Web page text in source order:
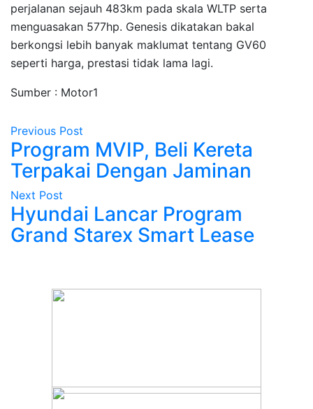
perjalanan sejauh 483km pada skala WLTP serta
menguasakan 577hp. Genesis dikatakan bakal
berkongsi lebih banyak maklumat tentang GV60
seperti harga, prestasi tidak lama lagi.
Sumber : Motor1
Previous Post
Program MVIP, Beli Kereta
Terpakai Dengan Jaminan
Next Post
Hyundai Lancar Program
Grand Starex Smart Lease